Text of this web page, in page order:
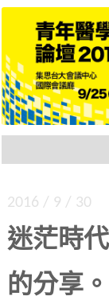
青年
專門為「剛
各路成績卓
要讀博士、國
2016 / 9 / 30
迷茫時
的分享。